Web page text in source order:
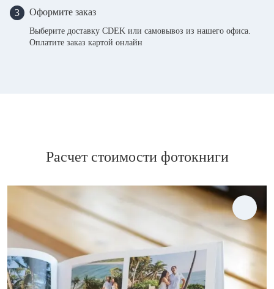
3 Оформите заказ
Выберите доставку CDEK или самовывоз из нашего офиса.
Оплатите заказ картой онлайн
Расчет стоимости фотокниги